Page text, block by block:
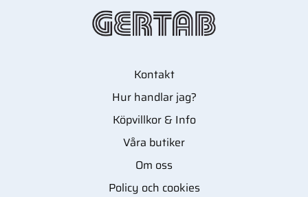
Kontakt
Hur handlar jag?
Köpvillkor & Info
Våra butiker
Om oss
Policy och cookies